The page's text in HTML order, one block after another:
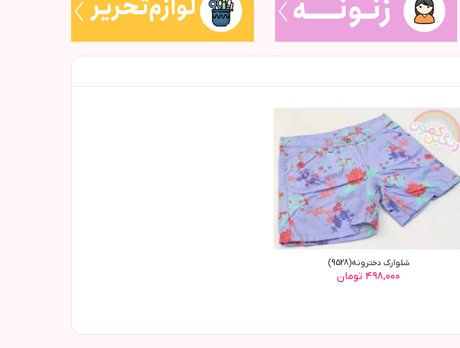
شلوارک دخترونه(9528)
۴۹۸,۰۰۰ تومان